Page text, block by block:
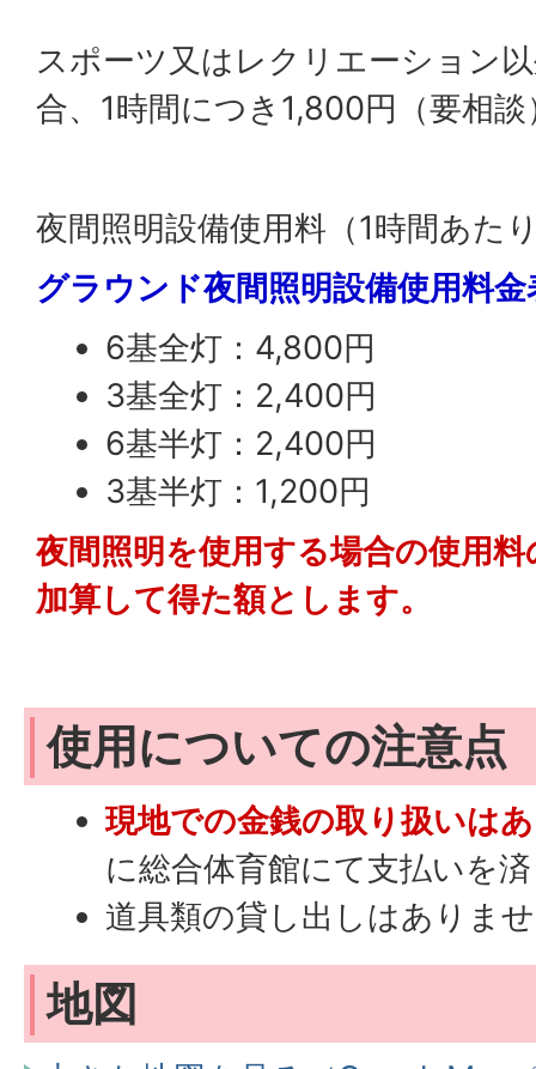
スポーツ又はレクリエーション
合、1時間につき1,800円（要相談
夜間照明設備使用料（1時間あた
グラウンド夜間照明設備使用料
6基全灯：4,800円
3基全灯：2,400円
6基半灯：2,400円
3基半灯：1,200円
夜間照明を使用する場合の使用
加算して得た額とします。
使用についての注意点
現地での金銭の取り扱いは
に総合体育館にて支払いを
道具類の貸し出しはありま
地図